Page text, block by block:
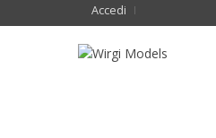
Accedi